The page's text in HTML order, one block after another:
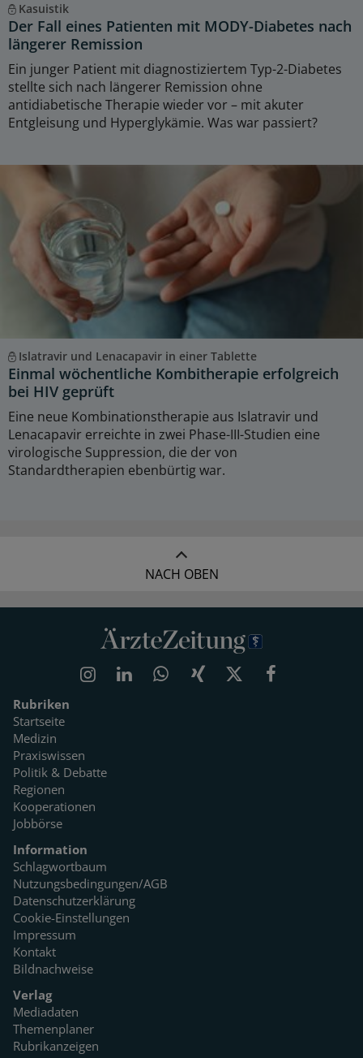
Kasuistik
Der Fall eines Patienten mit MODY-Diabetes nach
längerer Remission
Ein junger Patient mit diagnostiziertem Typ-2-Diabetes
stellte sich nach längerer Remission ohne
antidiabetische Therapie wieder vor – mit akuter
Entgleisung und Hyperglykämie. Was war passiert?
Islatravir und Lenacapavir in einer Tablette
Einmal wöchentliche Kombitherapie erfolgreich
bei HIV geprüft
Eine neue Kombinationstherapie aus Islatravir und
Lenacapavir erreichte in zwei Phase-III-Studien eine
virologische Suppression, die der von
Standardtherapien ebenbürtig war.
NACH OBEN
Rubriken
Startseite
Medizin
Praxiswissen
Politik & Debatte
Regionen
Kooperationen
Jobbörse
Information
Schlagwortbaum
Nutzungsbedingungen/AGB
Datenschutzerklärung
Cookie-Einstellungen
Impressum
Kontakt
Bildnachweise
Verlag
Mediadaten
Themenplaner
Rubrikanzeigen